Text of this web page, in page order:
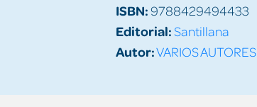
ISBN:9788429494433
Editorial:Santillana
Autor:VARIOS AUTORES